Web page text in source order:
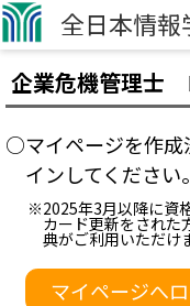
全日本情
企業危機管理士
○マイページを作成
インしてください。
※2025年3月以降に資
カード更新をされた
典がご利用いただけ
マイページへ